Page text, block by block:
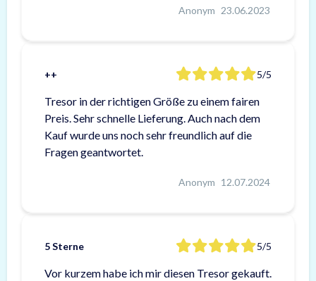
Anonym 23.06.2023
++ 5/5
Tresor in der richtigen Größe zu einem fairen
Preis. Sehr schnelle Lieferung. Auch nach dem
Kauf wurde uns noch sehr freundlich auf die
Fragen geantwortet.
Anonym 12.07.2024
5 Sterne 5/5
Vor kurzem habe ich mir diesen Tresor gekauft.